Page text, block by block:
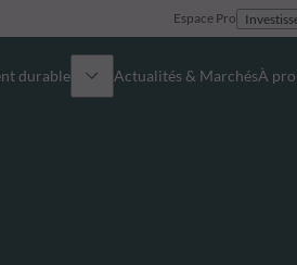
Espace Pro
durable Actualités & MarchésÀ